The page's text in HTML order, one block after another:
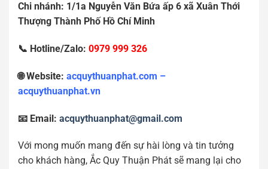
Chi nhánh: 1/1a Nguyễn Văn Bứa ấp 6 xã Xuân Thới
Thượng Thành Phố Hồ Chí Minh
📞 Hotline/Zalo: 0979 999 326
🌐 Website: acquythuanphat.com –
acquythuanphat.vn
📧 Email: acquythuanphat@gmail.com
Với mong muốn mang đến sự hài lòng và tin tưởng
cho khách hàng, Ắc Quy Thuận Phát sẽ mang lại cho